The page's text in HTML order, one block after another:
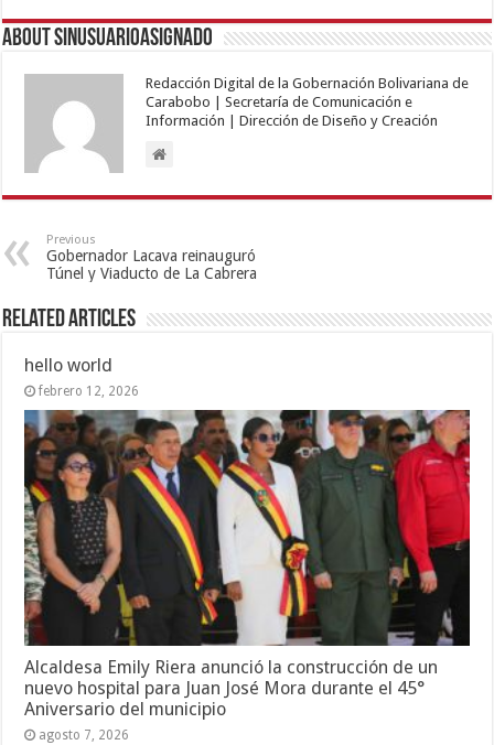
About sinusuarioasignado
Redacción Digital de la Gobernación Bolivariana de
Carabobo | Secretaría de Comunicación e
Información | Dirección de Diseño y Creación
Previous
Gobernador Lacava reinauguró
Túnel y Viaducto de La Cabrera
Related Articles
hello world
febrero 12, 2026
Alcaldesa Emily Riera anunció la construcción de un
nuevo hospital para Juan José Mora durante el 45°
Aniversario del municipio
agosto 7, 2026